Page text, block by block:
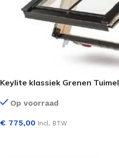
Keylite klassiek Grenen
Op voorraad
€ 775,00 Incl. BTW